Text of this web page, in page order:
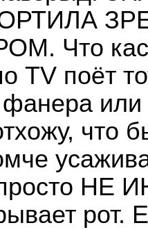
Что
TV поёт
или
что
НЕ
рот.